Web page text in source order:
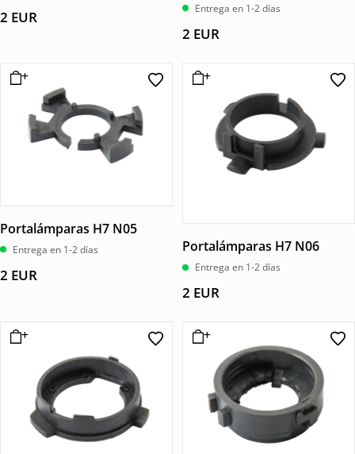
2 EUR Entrega en 1-2 días
2 EUR
Portalámparas H7 N05
Entrega en 1-2 días
2 EUR
Portalámparas H7 N06
Entrega en 1-2 días
2 EUR